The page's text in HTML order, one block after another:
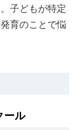
子どもが特定
育のことで悩
ール